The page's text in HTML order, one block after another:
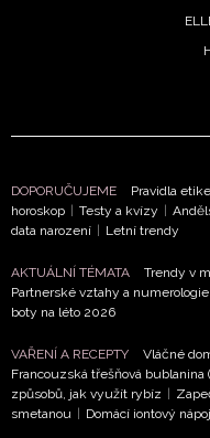
DOPORUČUJEME Pravidla
horoskop | Testy a kvízy |
data narození | Letní trendy
AKTUÁLNÍ TÉMATA Trendy v
Partnerské vztahy a numerologie
boty na léto 2026
VAŘENÍ A RECEPTY Vláčné
Francouzská třešňová bublanina
způsobů, jak využít rybíz |
smetanou | Domácí iontový